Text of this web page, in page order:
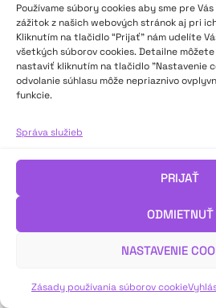
Používame súbory cookies aby sme pre
zážitok z našich webových stránok aj pri
Kliknutím na tlačidlo “Prijať” nám udelíte
všetkých súborov cookies. Detailne
nastaviť kliknutím na tlačidlo "Nastavenie
odvolanie súhlasu môže nepriaznivo
funkcie.
Správa služieb
PRIJAŤ
ODMIETNUŤ
NASTAVENIE
Zásady používania súborov cookie
2023–2025 ©Národné
Všetky práva vyhradené.
Logofont byPeter Biľak.